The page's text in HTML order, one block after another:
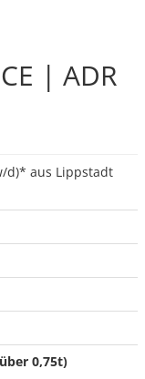
| ADR
d)* aus Lippstadt
0,75t)